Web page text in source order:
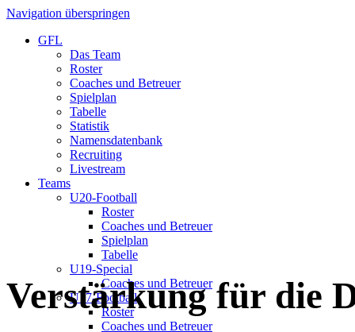
Navigation überspringen
GFL
Das Team
Roster
Coaches und Betreuer
Spielplan
Tabelle
Statistik
Namensdatenbank
Recruiting
Livestream
Teams
U20-Football
Roster
Coaches und Betreuer
Spielplan
Tabelle
U19-Special
Coaches und Betreuer
U17-Football
Roster
Coaches und Betreuer
Verstärkung für die